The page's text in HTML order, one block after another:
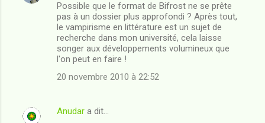
Possible que le format de Bifrost ne se prête
pas à un dossier plus approfondi ? Après tout,
le vampirisme en littérature est un sujet de
recherche dans mon université, cela laisse
songer aux développements volumineux que
l'on peut en faire !
20 novembre 2010 à 22:52
Anudar a dit…